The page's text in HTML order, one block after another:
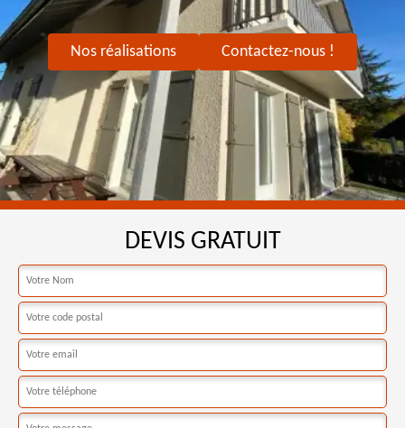
Nos réalisations Contactez-nous !
DEVIS GRATUIT